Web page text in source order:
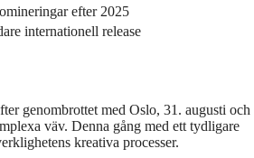
efter 2025
internationell release
genombrottet med Oslo, 31. augusti och
väv. Denna gång med ett tydligare
kreativa processer.